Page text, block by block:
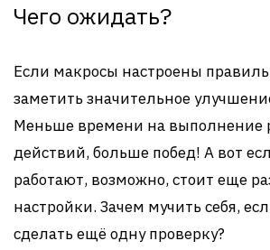
Чего ожидать?
Если макросы настроены
заметить значительное
Меньше времени на выполнение
действий, больше побед! А вот
работают, возможно, стоит еще
настройки. Зачем мучить себя,
сделать ещё одну проверку?